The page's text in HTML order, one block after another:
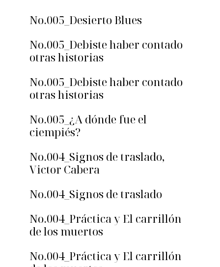
No.005_Desierto Blues
No.005_Debiste haber contado
otras historias
No.005_Debiste haber contado
otras historias
No.005_¿A dónde fue el
ciempiés?
No.004_Signos de traslado,
Victor Cabera
No.004_Signos de traslado
No.004_Práctica y El carrillón
de los muertos
No.004_Práctica y El carrillón